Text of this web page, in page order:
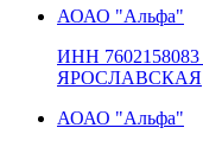
АОАО "Альфа"
ИНН 7602158083
ЯРОСЛАВСКАЯ
АОАО "Альфа"